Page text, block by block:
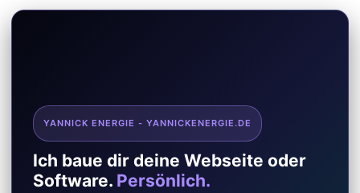
YANNICK ENERGIE - YANNICKENERGIE.DE
Ich baue dir deine Webseite oder
Software. Persönlich.